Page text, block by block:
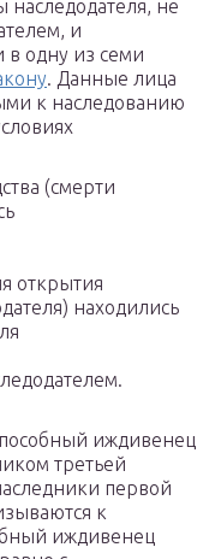
не
и
в одну из семи
. Данные лица
к наследованию
(смерти
открытия
находились
иждивенец
третьей
первой
к
иждивенец